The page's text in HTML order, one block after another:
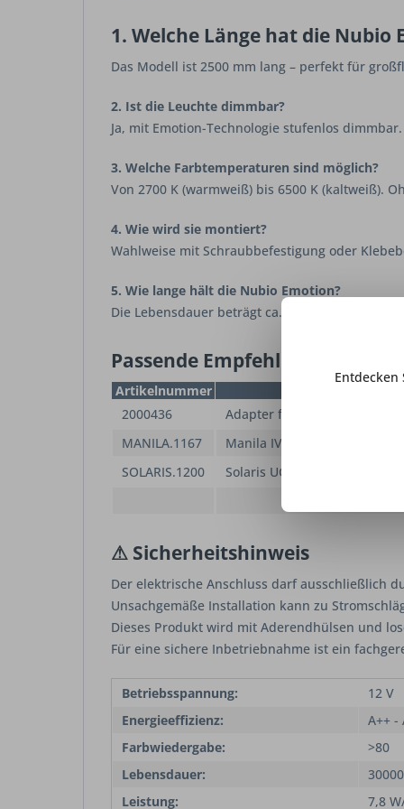
1. Welche Länge hat die Nubio
Das Modell ist 2500 mm lang – perfekt für
2. Ist die Leuchte dimmbar?
Ja, mit Emotion-Technologie stufenlos dimmbar.
3. Welche Farbtemperaturen sind möglich?
Von 2700 K (warmweiß) bis 6500 K (kaltweiß).
4. Wie wird sie montiert?
Wahlweise mit Schraubbefestigung oder
5. Wie lange hält die Nubio Emotion?
Die Lebensdauer beträgt ca. 30.000 Stunden.
Passende Empfehlungen
Artikelnummer
2000436
Adapter für Emotion-
MANILA.1167
Manila IV Emotion 1167 mm
SOLARIS.1200
Solaris UC Plus 1200 mm
⚠ Sicherheitshinweis
Der elektrische Anschluss darf ausschließlich
Unsachgemäße Installation kann zu
Dieses Produkt wird mit Aderendhülsen und
Für eine sichere Inbetriebnahme ist ein
Betriebsspannung:
12 V
Energieeffizienz:
A++ -
Farbwiedergabe:
>80
Lebensdauer:
Leistung:
7,8
Entdecken